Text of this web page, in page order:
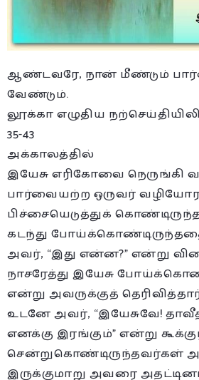
ஆண்டவரே, நான் மீண்டும்
வேண்டும்.
லூக்கா எழுதிய
35-43
அக்காலத்தில்
இயேசு எரிகோவை நெருங்கி
பார்வையற்ற ஒருவர்
பிச்சையெடுத்துக்
கடந்து
அவர், “இது என்ன?” என்று
நாசரேத்து இயேசு
என்று அவருக்குத்
உடனே அவர், “இயேசுவே!
எனக்கு இரங்கும்” என்று
சென்றுகொண்டிருந்தவர்கள்
இருக்குமாறு அவரை